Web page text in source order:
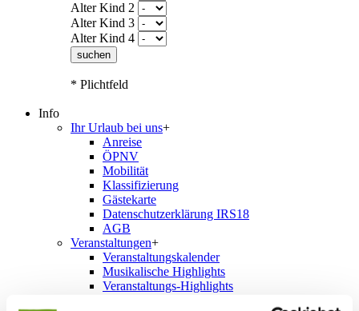
Alter Kind 2
Alter Kind 3
Alter Kind 4
suchen
* Plichtfeld
Info
Ihr Urlaub bei uns+
Anreise
ÖPNV
Mobilität
Klassifizierung
Gästekarte
Datenschutzerklärung IRS18
AGB
Veranstaltungen+
Veranstaltungskalender
Musikalische Highlights
Veranstaltungs-Highlights